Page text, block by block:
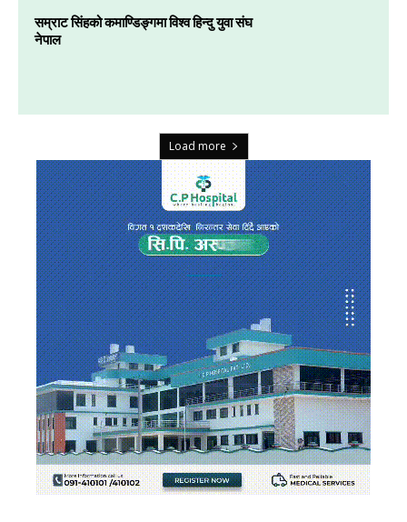
सम्राट सिंहको कमाण्डिङ्गमा विश्व हिन्दु युवा संघ
नेपाल
Load more